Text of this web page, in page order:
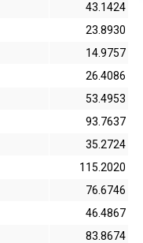
43.1424
23.8930
14.9757
26.4086
53.4953
93.7637
35.2724
115.2020
76.6746
46.4867
83.8674